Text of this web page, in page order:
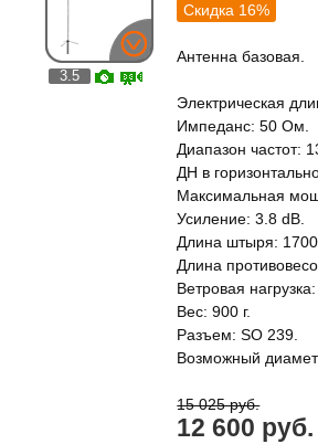
3.5
Скидка 16%
Антенна базовая.
Электрическая
Импеданс: 50 Ом.
Диапазон частот:
ДН в
Максимальная
Усиление: 3.8 dB.
Длина штыря:
Длина
Ветровая
Вес: 900 г.
Разъем: SO 239.
Возможный
15 025 руб.
12 600 руб.